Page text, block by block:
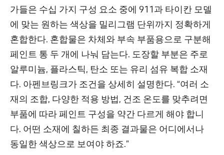
가들은 수십 가지 구성 요소 중에 911과 타이칸 모델
에 맞는 원하는 색상을 밀리그램 단위까지 정확하게
혼합한다. 혼합물은 차체와 부속 부품용으로 구분해
페인트 통 두 개에 나눠 담는다. 도장할 부분은 주로
알루미늄, 플라스틱, 탄소 또는 유리 섬유 복합 소재
다. 아펜브링크가 조건을 상세히 설명한다. “여러 소
재의 조합, 다양한 적용 방법, 건조 온도를 맞추려면
부품에 따라 페인트 구성을 약간 다르게 해야 합니
다. 어떤 소재에 칠하든 최종 결과물은 어디에서나
동일한 색상으로 보여야 하죠.”